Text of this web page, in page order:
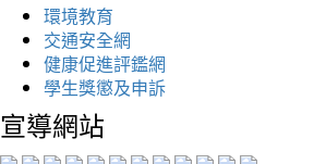
環境教育
交通安全網
健康促進評鑑網
學生獎懲及申訴
宣導網站